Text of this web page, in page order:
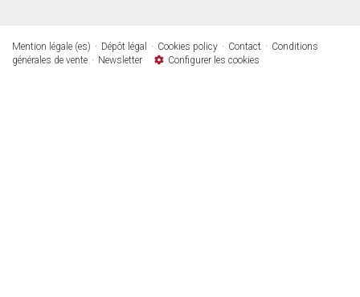
Mention légale (es) Dépôt légal Cookies policy Contact
Conditions
générales de vente
Newsletter Configurer les cookies